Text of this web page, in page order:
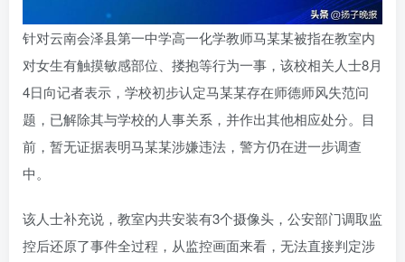
针对云南会泽县第一中学高一化学教师马某某被指在教室内
对女生有触摸敏感部位、搂抱等行为一事，该校相关人士8月
4日向记者表示，学校初步认定马某某存在师德师风失范问
题，已解除其与学校的人事关系，并作出其他相应处分。目
前，暂无证据表明马某某涉嫌违法，警方仍在进一步调查
中。
该人士补充说，教室内共安装有3个摄像头，公安部门调取监
控后还原了事件全过程，从监控画面来看，无法直接判定涉